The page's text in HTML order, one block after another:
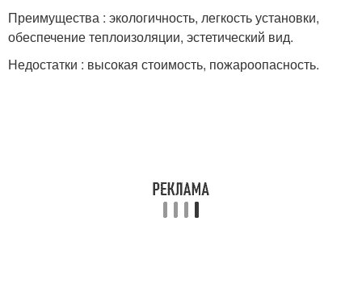
Преимущества : экологичность, легкость установки,
обеспечение теплоизоляции, эстетический вид.
Недостатки : высокая стоимость, пожароопасность.